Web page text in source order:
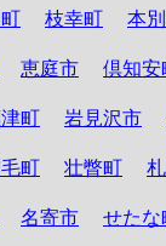
枝幸町 本
恵庭市 倶知安
町 岩見沢市
町 壮瞥町
名寄市 せたな